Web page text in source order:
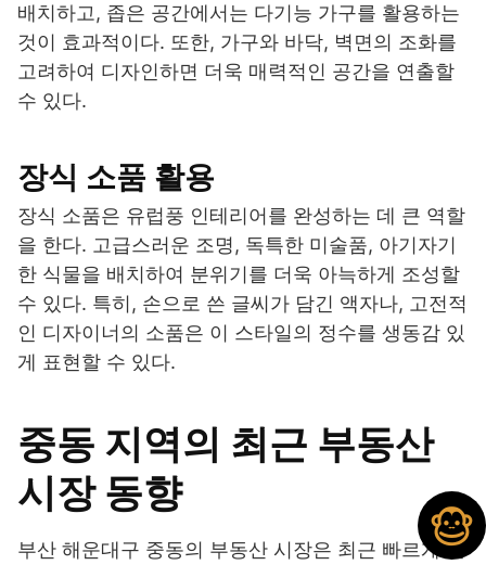
배치하고, 좁은 공간에서는 다기능 가구를 활용하는
것이 효과적이다. 또한, 가구와 바닥, 벽면의 조화를
고려하여 디자인하면 더욱 매력적인 공간을 연출할
수 있다.
장식 소품 활용
장식 소품은 유럽풍 인테리어를 완성하는 데 큰 역할
을 한다. 고급스러운 조명, 독특한 미술품, 아기자기
한 식물을 배치하여 분위기를 더욱 아늑하게 조성할
수 있다. 특히, 손으로 쓴 글씨가 담긴 액자나, 고전적
인 디자이너의 소품은 이 스타일의 정수를 생동감 있
게 표현할 수 있다.
중동 지역의 최근 부동산
시장 동향
부산 해운대구 중동의 부동산 시장은 최근 빠르게 변